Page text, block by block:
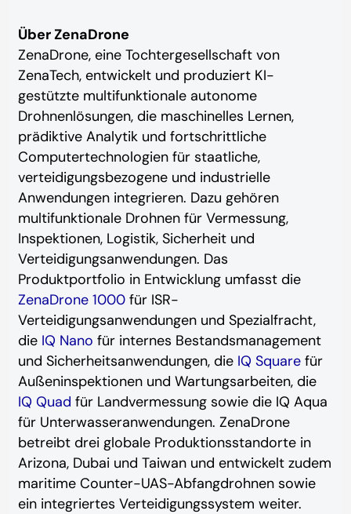
Über ZenaDrone
ZenaDrone, eine Tochtergesellschaft von
ZenaTech, entwickelt und produziert KI-
gestützte multifunktionale autonome
Drohnenlösungen, die maschinelles Lernen,
prädiktive Analytik und fortschrittliche
Computertechnologien für staatliche,
verteidigungsbezogene und industrielle
Anwendungen integrieren. Dazu gehören
multifunktionale Drohnen für Vermessung,
Inspektionen, Logistik, Sicherheit und
Verteidigungsanwendungen. Das
Produktportfolio in Entwicklung umfasst die
ZenaDrone 1000für ISR-
Verteidigungsanwendungen und Spezialfracht,
die IQ Nano für internes Bestandsmanagement
und Sicherheitsanwendungen, die IQ Squarefür
Außeninspektionen und Wartungsarbeiten, die
IQ Quad für Landvermessung sowie die IQ Aqua
für Unterwasseranwendungen. ZenaDrone
betreibt drei globale Produktionsstandorte in
Arizona, Dubai und Taiwan und entwickelt zudem
maritime Counter-UAS-Abfangdrohnen sowie
ein integriertes Verteidigungssystem weiter.